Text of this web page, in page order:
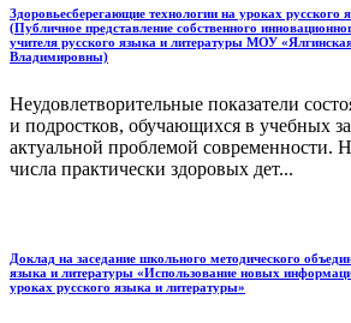
Здоровьесберегающие технологии на уроках русского
(Публичное представление собственного
учителя русского языка и литературы МОУ
Владимировны)
Неудовлетворительные показатели
и подростков, обучающихся в учебных
актуальной проблемой современности.
числа практически здоровых дет...
Доклад на заседание школьного методического
языка и литературы «Использование новых
уроках русского языка и литературы»